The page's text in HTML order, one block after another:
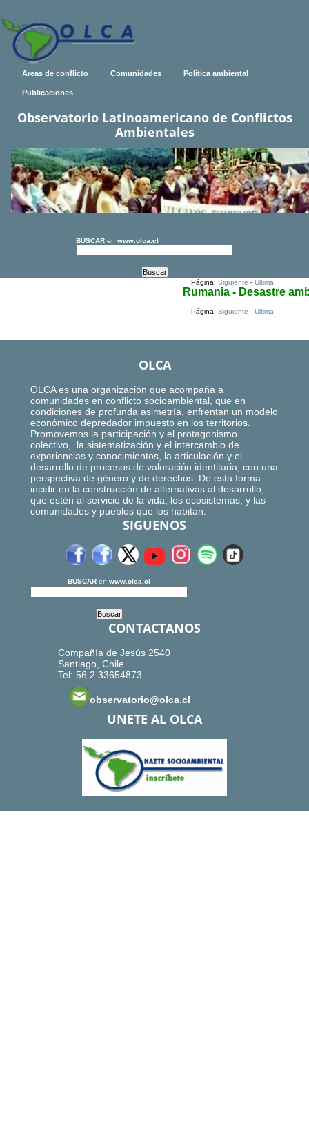
Areas de conflicto Comunidades Política ambiental
Publicaciones
Observatorio Latinoamericano de Conflictos
Ambientales
BUSCAR en www.olca.cl
Página:Siguiente -Ultima
Rumania - Desastre
Página:Siguiente -Ultima
OLCA
OLCA es una organización que acompaña a
comunidades en conflicto socioambiental, que en
condiciones de profunda asimetría, enfrentan un modelo
económico depredador impuesto en los territorios.
Promovemos la participación y el protagonismo
colectivo, la sistematización y el intercambio de
experiencias y conocimientos, la articulación y el
desarrollo de procesos de valoración identitaria, con una
perspectiva de género y de derechos. De esta forma
incidir en la construcción de alternativas al desarrollo,
que estén al servicio de la vida, los ecosistemas, y las
comunidades y pueblos que los habitan.
SIGUENOS
BUSCAR en www.olca.cl
CONTACTANOS
Compañía de Jesús 2540
Santiago, Chile.
Tel: 56.2.33654873
observatorio@olca.cl
UNETE AL OLCA